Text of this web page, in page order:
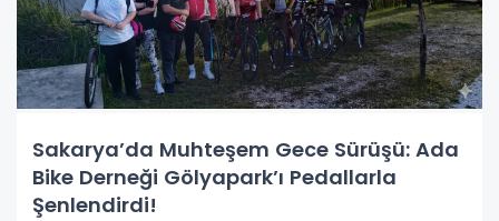
Sakarya’da Muhteşem Gece Sürüşü: Ada
Bike Derneği Gölyapark’ı Pedallarla
Şenlendirdi!